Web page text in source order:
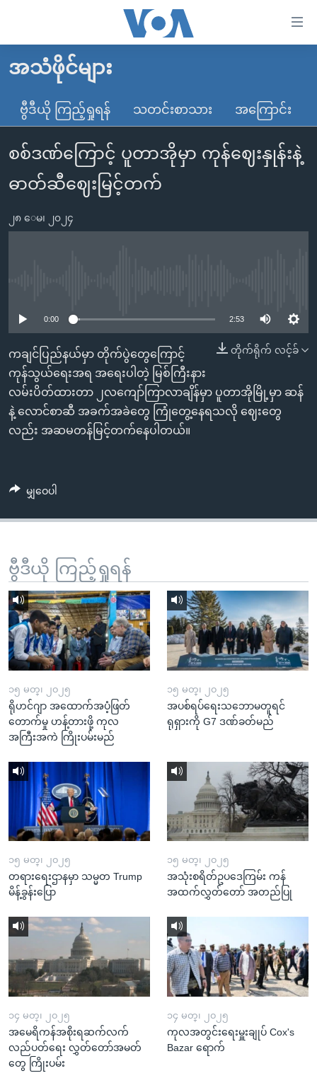
လွယ်ကူ
သည့်
Link
များ
ပင်မ
သို့
စာမျက်နှာ
သို့
ကျော်
ကြည့်
ရန်
နေရာ
မူလစာမျက်နှာ
မြန်မာ
ကမ္ဘာ့သတင်းများ
နိုင်ငံတကာ
အမေရိကန်
အစ္စရေး-ပါလက်စတိုင်း
ဗွီဒီယို
သတင်းလွတ်လပ်ခွင့်
ရပ်ဝန်းတခု လမ်းတခု အလွန်
အင်္ဂလိပ်စာလေ့လာမယ်
ဗွီအိုအေ လူမှုကွန်ယက်များ
အသံဖိုင်များ
ဗွီဒီယို ကြည့်ရှုရန် သတင်းစာသား အကြောင်း
စစ်ဒဏ်ကြောင့် ပူတာအိုမှာ ကုန်ဈေးနှုန်းနဲ့
ဓာတ်ဆီဈေးမြင့်တက်
၂၈ ေမ၊ ၂၀၂၄
0:00 2:53
တိုက်ရိုက် လင့်ခ်
ကချင်ပြည်နယ်မှာ တိုက်ပွဲတွေကြောင့်
ကုန်သွယ်ရေးအရ အရေးပါတဲ့ မြစ်ကြီးနား
လမ်းပိတ်ထားတာ ၂လကျော်ကြာလာချိန်မှာ ပူတာအိုမြို့မှာ ဆန်
နဲ့ လောင်စာဆီ အခက်အခဲတွေ ကြုံတွေ့နေရသလို ဈေးတွေ
လည်း အဆမတန်မြင့်တက်နေပါတယ်။
မျှဝေပါ
ဗွီဒီယို ကြည့်ရှုရန်
၁၅ မတ္၊ ၂၀၂၅
ရိုဟင်ဂျာ အထောက်အပံ့ဖြတ်
တောက်မှု ဟန့်တားဖို့ ကုလ
အကြီးအကဲ ကြိုးပမ်းမည်
၁၅ မတ္၊ ၂၀၂၅
အပစ်ရပ်ရေးသဘောမတူရင်
ရုရှားကို G7 ဒဏ်ခတ်မည်
၁၅ မတ္၊ ၂၀၂၅
တရားရေးဌာနမှာ သမ္မတ Trump
မိန့်ခွန်းပြော
၁၅ မတ္၊ ၂၀၂၅
အသုံးစရိတ်ဥပဒေကြမ်း ကန်
အထက်လွှတ်တော် အတည်ပြု
၁၄ မတ္၊ ၂၀၂၅
အမေရိကန်အစိုးရဆက်လက်
လည်ပတ်ရေး လွှတ်တော်အမတ်
တွေ ကြိုးပမ်း
၁၄ မတ္၊ ၂၀၂၅
ကုလအတွင်းရေးမှူးချုပ် Cox's
Bazar ရောက်